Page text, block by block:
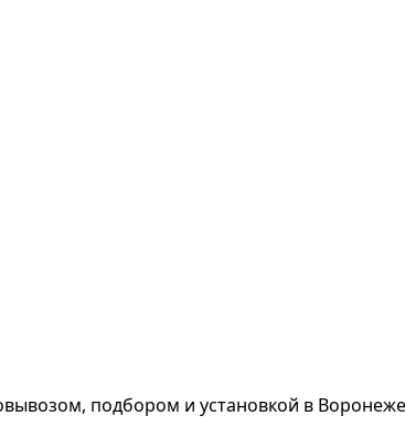
подбором и установкой в